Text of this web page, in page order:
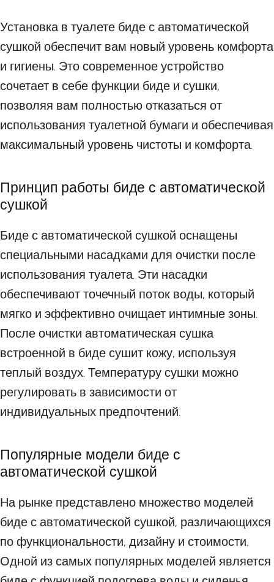
Установка в туалете биде с автоматической
сушкой обеспечит вам новый уровень комфорта
и гигиены. Это современное устройство
сочетает в себе функции биде и сушки,
позволяя вам полностью отказаться от
использования туалетной бумаги и обеспечивая
максимальный уровень чистоты и комфорта.
Принцип работы биде с автоматической
сушкой
Биде с автоматической сушкой оснащены
специальными насадками для очистки после
использования туалета. Эти насадки
обеспечивают точечный поток воды, который
мягко и эффективно очищает интимные зоны.
После очистки автоматическая сушка
встроенной в биде сушит кожу, используя
теплый воздух. Температуру сушки можно
регулировать в зависимости от
индивидуальных предпочтений.
Популярные модели биде с
автоматической сушкой
На рынке представлено множество моделей
биде с автоматической сушкой, различающихся
по функциональности, дизайну и стоимости.
Одной из самых популярных моделей является